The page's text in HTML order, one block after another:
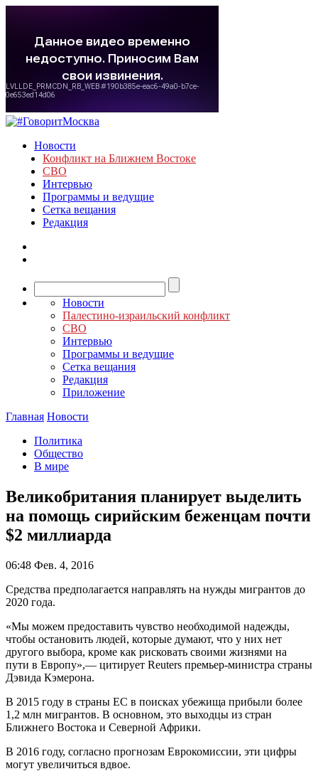
Новости
Конфликт на Ближнем Востоке
СВО
Интервью
Программы и ведущие
Сетка вещания
Редакция
Новости
Палестино-израильский конфликт
СВО
Интервью
Программы и ведущие
Сетка вещания
Редакция
Приложение
Главная Новости
Политика
Общество
В мире
Великобритания планирует выделить
на помощь сирийским беженцам почти
$2 миллиарда
06:48 Фев. 4, 2016
Средства предполагается направлять на нужды мигрантов до
2020 года.
«Мы можем предоставить чувство необходимой надежды,
чтобы остановить людей, которые думают, что у них нет
другого выбора, кроме как рисковать своими жизнями на
пути в Европу»,— цитирует Reuters премьер-министра страны
Дэвида Кэмерона.
В 2015 году в страны ЕС в поисках убежища прибыли более
1,2 млн мигрантов. В основном, это выходцы из стран
Ближнего Востока и Северной Африки.
В 2016 году, согласно прогнозам Еврокомиссии, эти цифры
могут увеличиться вдвое.